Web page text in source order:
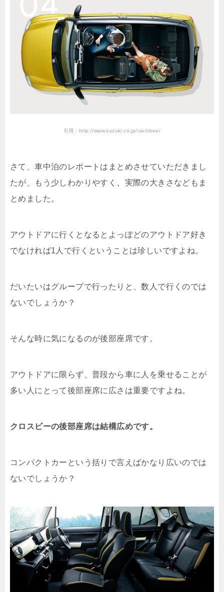
引用：http://www.suzuki.co.jp/car/xbee/
さて、車中泊のレポートはまとめさせていただきまし
たが、もう少しわかりやすく、実際の大きさなどもま
とめました。
アウトドアに行くとなるとよっぽどのアウトドア好き
でなければ1人で行くということは珍しいですよね。
だいたいはグループで行ったりと、数人で行くのでは
ないでしょうか？
そんな時に気になるのが後部座席です。
アウトドアに限らず、普段から車に人を乗せることが
多い人にとって後部座席に広さは重要ですよね。
クロスビーの後部座席は結構広めです。
コンパクトカーという括りで言えばかなり広いのでは
ないでしょうか？